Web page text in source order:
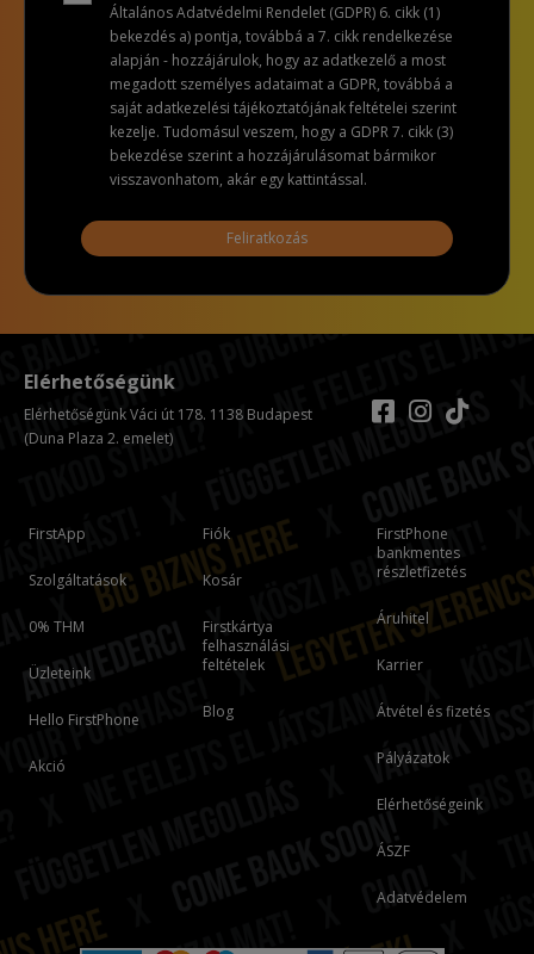
Általános Adatvédelmi Rendelet (GDPR) 6. cikk (1)
bekezdés a) pontja, továbbá a 7. cikk rendelkezése
alapján - hozzájárulok, hogy az adatkezelő a most
megadott személyes adataimat a GDPR, továbbá a
saját adatkezelési tájékoztatójának feltételei szerint
kezelje. Tudomásul veszem, hogy a GDPR 7. cikk (3)
bekezdése szerint a hozzájárulásomat bármikor
visszavonhatom, akár egy kattintással.
Feliratkozás
FirstApp
Szolgáltatások
0% THM
Üzleteink
Hello FirstPhone
Akció
Fiók
Kosár
Firstkártya
felhasználási
feltételek
Blog
FirstPhone
bankmentes
részletfizetés
Áruhitel
Karrier
Átvétel és fizetés
Pályázatok
Elérhetőségeink
ÁSZF
Adatvédelem
Elérhetőségünk
Elérhetőségünk Váci út 178. 1138 Budapest
(Duna Plaza 2. emelet)